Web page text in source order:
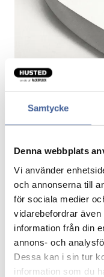
Samtycke
Denna webbplats
Vi använder
och annonserna till
för sociala medier
vidarebefordrar
information från din
annons- och
Dessa kan i sin tur
information som du
Gavebånd
Elegant sølvbånd
Lad dig fortrylle
som kan
Pris pr. stk.
Fragtfrit